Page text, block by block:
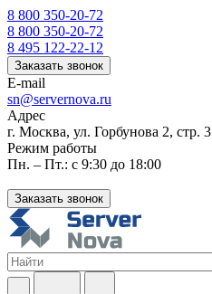
8 800 350-20-72
8 800 350-20-72
8 495 122-22-12
Заказать звонок
E-mail
sn@servernova.ru
Адрес
г. Москва, ул. Горбунова 2, стр. 3
Режим работы
Пн. – Пт.: с 9:30 до 18:00
Заказать звонок